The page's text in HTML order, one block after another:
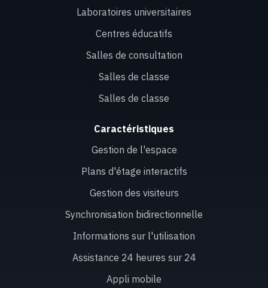
Laboratoires universitaires
Centres éducatifs
Salles de consultation
Salles de classe
Salles de classe
Caractéristiques
Gestion de l'espace
Plans d'étage interactifs
Gestion des visiteurs
Synchronisation bidirectionnelle
Informations sur l'utilisation
Assistance 24 heures sur 24
Appli mobile